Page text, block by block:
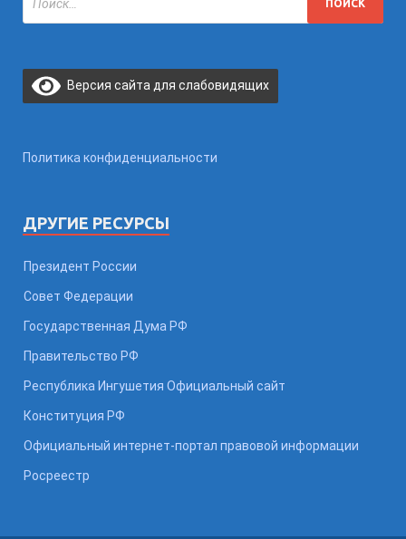
Версия сайта для слабовидящих
Политика конфиденциальности
ДРУГИЕ РЕСУРСЫ
Президент России
Совет Федерации
Государственная Дума РФ
Правительство РФ
Республика Ингушетия Официальный сайт
Конституция РФ
Официальный интернет-портал правовой информации
Росреестр